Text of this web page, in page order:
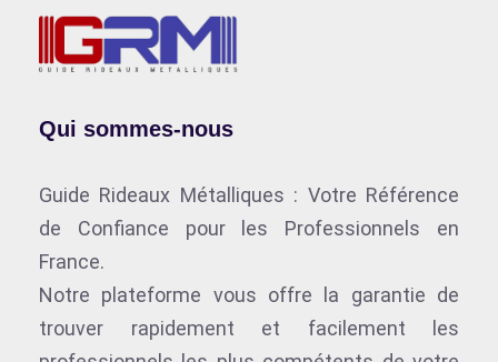
Qui sommes-nous
Guide Rideaux Métalliques : Votre Référence
de Confiance pour les Professionnels en
France.
Notre plateforme vous offre la garantie de
trouver rapidement et facilement les